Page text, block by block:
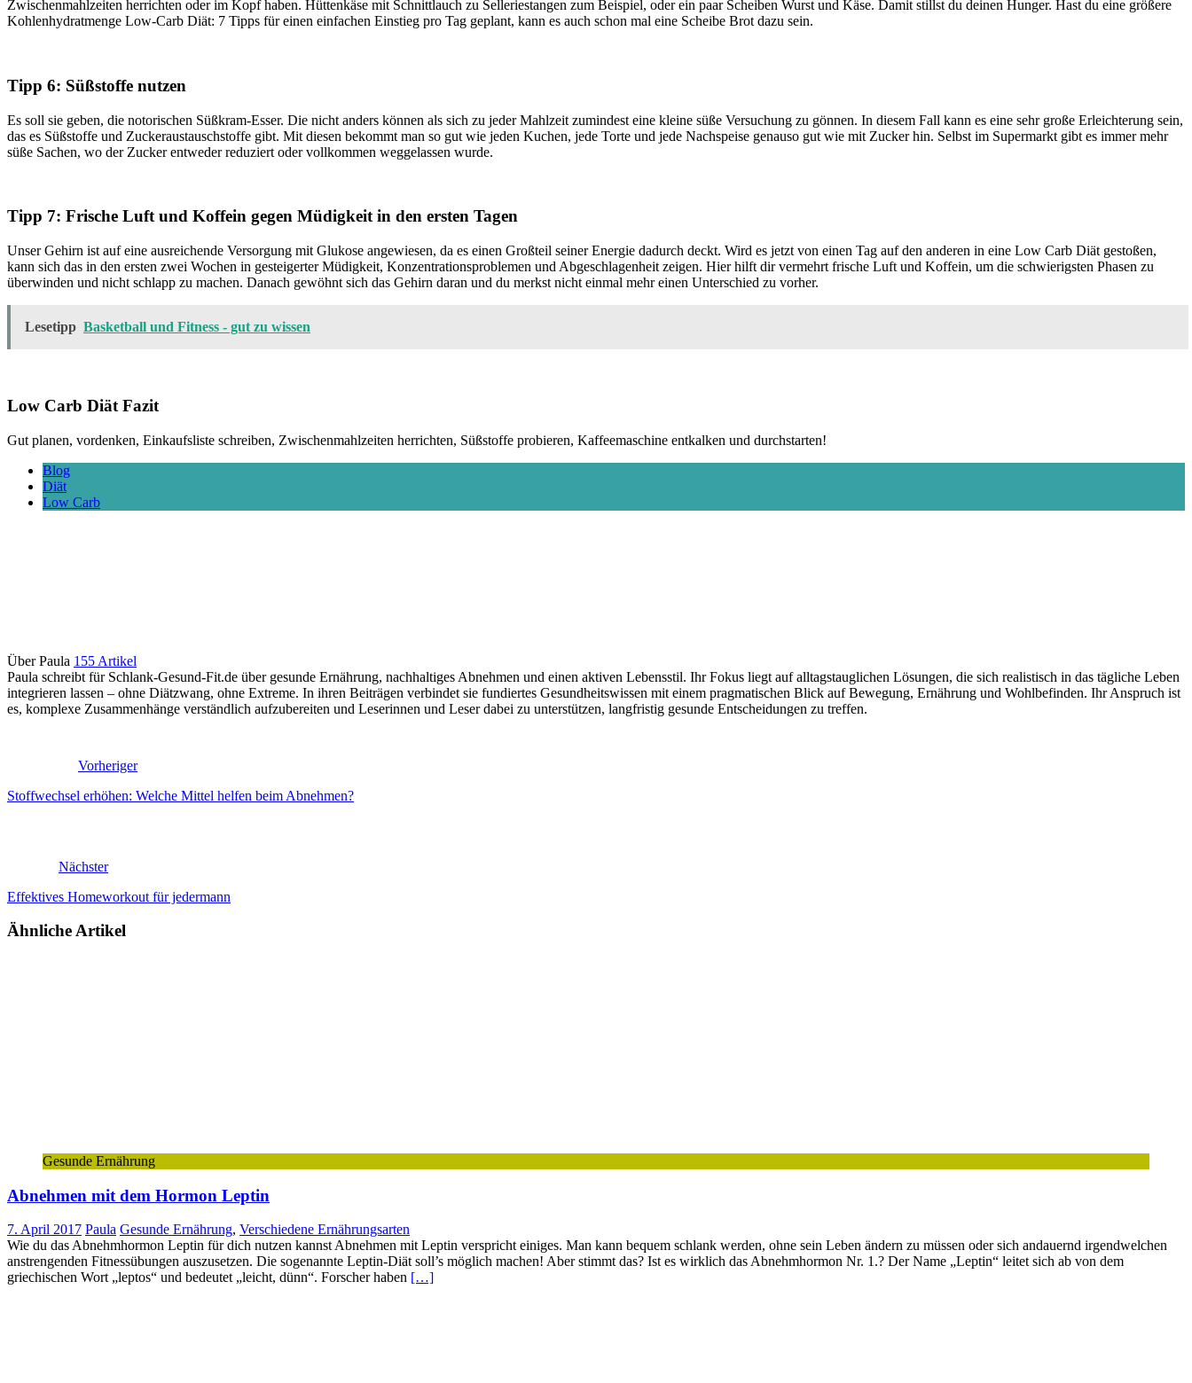
Zwischenmahlzeiten herrichten oder im Kopf haben. Hüttenkäse mit Schnittlauch zu Selleriestangen zum Beispiel, oder ein paar Scheiben Wurst und Käse. Damit stillst du deinen Hunger. Hast du eine größere
Kohlenhydratmenge Low-Carb Diät: 7 Tipps für einen einfachen Einstieg pro Tag geplant, kann es auch schon mal eine Scheibe Brot dazu sein.
Tipp 6: Süßstoffe nutzen
Es soll sie geben, die notorischen Süßkram-Esser. Die nicht anders können als sich zu jeder Mahlzeit zumindest eine kleine süße Versuchung zu gönnen. In diesem Fall kann es eine sehr große Erleichterung sein,
das es Süßstoffe und Zuckeraustauschstoffe gibt. Mit diesen bekommt man so gut wie jeden Kuchen, jede Torte und jede Nachspeise genauso gut wie mit Zucker hin. Selbst im Supermarkt gibt es immer mehr
süße Sachen, wo der Zucker entweder reduziert oder vollkommen weggelassen wurde.
Tipp 7: Frische Luft und Koffein gegen Müdigkeit in den ersten Tagen
Unser Gehirn ist auf eine ausreichende Versorgung mit Glukose angewiesen, da es einen Großteil seiner Energie dadurch deckt. Wird es jetzt von einen Tag auf den anderen in eine Low Carb Diät gestoßen,
kann sich das in den ersten zwei Wochen in gesteigerter Müdigkeit, Konzentrationsproblemen und Abgeschlagenheit zeigen. Hier hilft dir vermehrt frische Luft und Koffein, um die schwierigsten Phasen zu
überwinden und nicht schlapp zu machen. Danach gewöhnt sich das Gehirn daran und du merkst nicht einmal mehr einen Unterschied zu vorher.
Lesetipp Basketball und Fitness - gut zu wissen
Low Carb Diät Fazit
Gut planen, vordenken, Einkaufsliste schreiben, Zwischenmahlzeiten herrichten, Süßstoffe probieren, Kaffeemaschine entkalken und durchstarten!
Blog
Diät
Low Carb
Über Paula 155 Artikel
Paula schreibt für Schlank-Gesund-Fit.de über gesunde Ernährung, nachhaltiges Abnehmen und einen aktiven Lebensstil. Ihr Fokus liegt auf alltagstauglichen Lösungen, die sich realistisch in das tägliche Leben
integrieren lassen – ohne Diätzwang, ohne Extreme. In ihren Beiträgen verbindet sie fundiertes Gesundheitswissen mit einem pragmatischen Blick auf Bewegung, Ernährung und Wohlbefinden. Ihr Anspruch ist
es, komplexe Zusammenhänge verständlich aufzubereiten und Leserinnen und Leser dabei zu unterstützen, langfristig gesunde Entscheidungen zu treffen.
Vorheriger
Stoffwechsel erhöhen: Welche Mittel helfen beim Abnehmen?
Nächster
Effektives Homeworkout für jedermann
Ähnliche Artikel
Gesunde Ernährung
Abnehmen mit dem Hormon Leptin
7. April 2017 Paula Gesunde Ernährung, Verschiedene Ernährungsarten
Wie du das Abnehmhormon Leptin für dich nutzen kannst Abnehmen mit Leptin verspricht einiges. Man kann bequem schlank werden, ohne sein Leben ändern zu müssen oder sich andauernd irgendwelchen
anstrengenden Fitnessübungen auszusetzen. Die sogenannte Leptin-Diät soll’s möglich machen! Aber stimmt das? Ist es wirklich das Abnehmhormon Nr. 1.? Der Name „Leptin“ leitet sich ab von dem
griechischen Wort „leptos“ und bedeutet „leicht, dünn“. Forscher haben […]